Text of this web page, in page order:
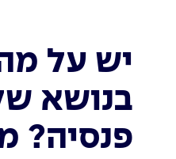
יש על
בנושא
פנסיה?